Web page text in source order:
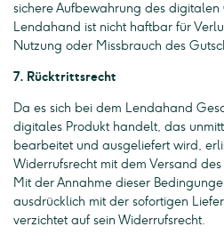
sichere Aufbewahrung des digitalen
Lendahand ist nicht haftbar für
Nutzung oder Missbrauch des
7. Rücktrittsrecht
Da es sich bei dem Lendahand
digitales Produkt handelt, das
bearbeitet und ausgeliefert wird,
Widerrufsrecht mit dem Versand
Mit der Annahme dieser
ausdrücklich mit der sofortigen
verzichtet auf sein Widerrufsrecht.